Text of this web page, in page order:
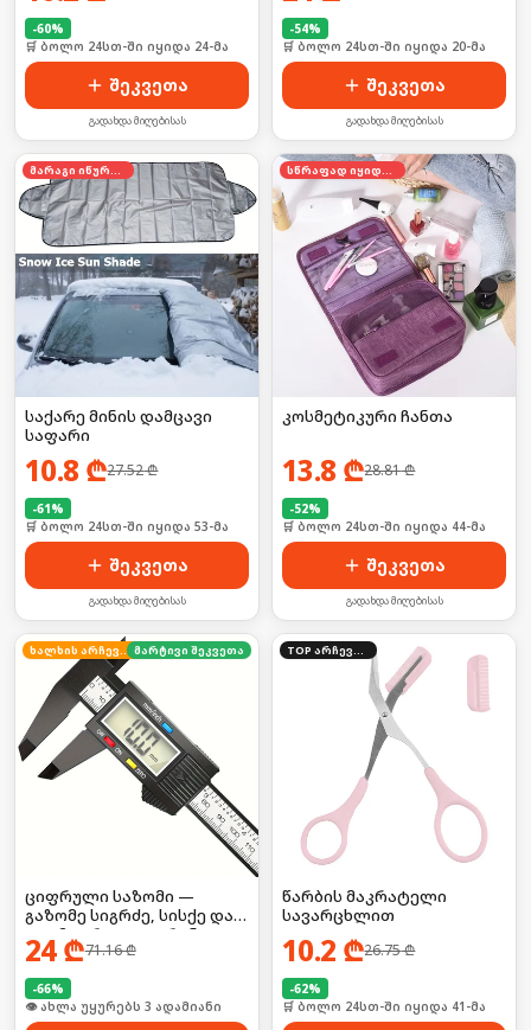
-60%
🛒 ბოლო 24სთ-ში იყიდა 24-მა
შეკვეთა
გადახდა მიღებისას
-54%
🛒 ბოლო 24სთ-ში იყიდა 20-მა
შეკვეთა
გადახდა მიღებისას
მარაგი იწურება
საქარე მინის დამცავი
საფარი
10.8 ₾27.52₾
-61%
🛒 ბოლო 24სთ-ში იყიდა 53-მა
შეკვეთა
გადახდა მიღებისას
სწრაფად იყიდება
კოსმეტიკური ჩანთა
13.8 ₾28.81₾
-52%
🛒 ბოლო 24სთ-ში იყიდა 44-მა
შეკვეთა
გადახდა მიღებისას
ხალხის არჩევანი მარტივი შეკვეთა
ციფრული საზომი —
გაზომე სიგრძე, სისქე და
დიამეტრი LCD ეკრანით!
24₾71.16₾
-66%
🛒 ბოლო 24სთ-ში იყიდა 3-მა
TOP არჩევანი
წარბის მაკრატელი
სავარცხლით
10.2 ₾26.75₾
-62%
🛒 ბოლო 24სთ-ში იყიდა 41-მა